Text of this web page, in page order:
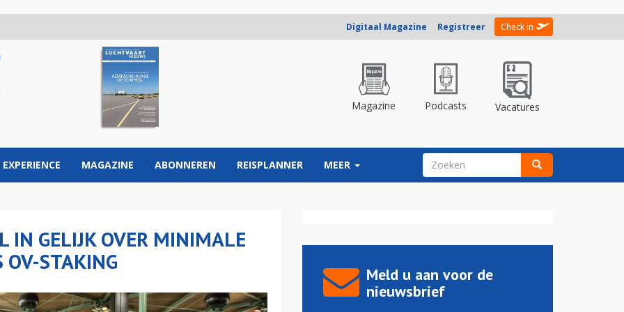
Digitaal Magazine Registreer Check in
Magazine Podcasts Vacatures
EXPERIENCE MAGAZINE ABONNEREN REISPLANNER MEER ZOEKVELD
IN GELIJK OVER MINIMALE
OV-STAKING
Meld u aan voor de
nieuwsbrief